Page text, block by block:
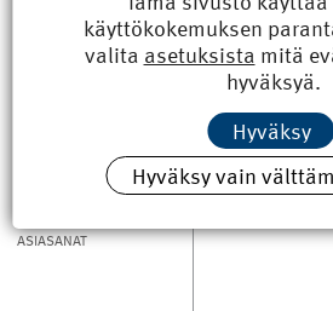
, ken hoiti käytännönjärjestelyitä
matkanjohtajaAri Autiolle, ken piti
jokainen oli mukana kaikissa matkan
ASIASANAT
käyttökokemuksen
valita asetuksista mitä
hyväksyä.
Hyväksy
Hyväksy vain